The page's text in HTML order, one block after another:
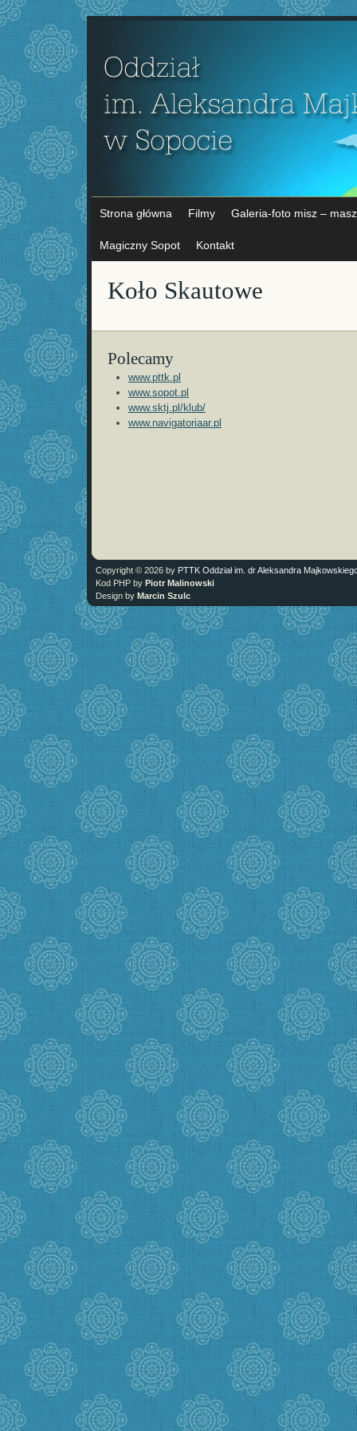
Strona główna Filmy Galeria-foto misz – masz
Magiczny Sopot Kontakt
Koło Skautowe
Polecamy
www.pttk.pl
www.sopot.pl
www.sktj.pl/klub/
www.navigatoriaar.pl
Copyright © 2026 by PTTK Oddział im. dr Aleksandra
Kod PHP by Piotr Malinowski
Design by Marcin Szulc